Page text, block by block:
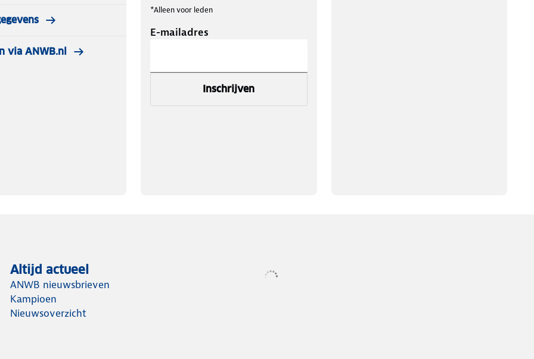
via ANWB.nl
*Alleen voor leden
E-mailadres
Inschrijven
Altijd actueel
ANWB nieuwsbrieven
Kampioen
Nieuwsoverzicht